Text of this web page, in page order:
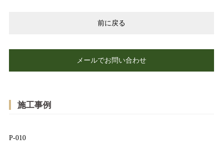
前に戻る
メールでお問い合わせ
施工事例
P-010